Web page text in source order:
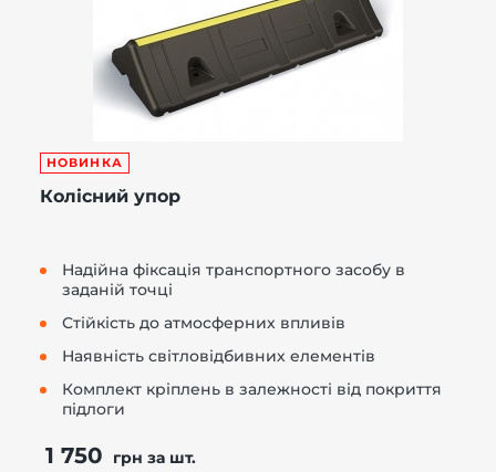
НОВИНКА
Колісний упор
Надійна фіксація транспортного засобу в
заданій точці
Стійкість до атмосферних впливів
Наявність світловідбивних елементів
Комплект кріплень в залежності від покриття
підлоги
1 750 грн за шт.